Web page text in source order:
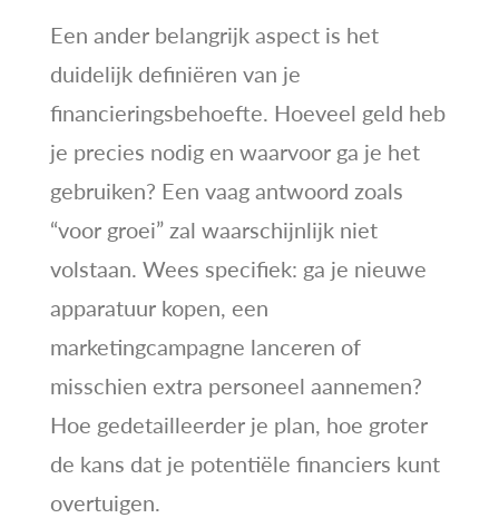
Een ander belangrijk aspect is het
duidelijk definiëren van je
financieringsbehoefte. Hoeveel geld heb
je precies nodig en waarvoor ga je het
gebruiken? Een vaag antwoord zoals
“voor groei” zal waarschijnlijk niet
volstaan. Wees specifiek: ga je nieuwe
apparatuur kopen, een
marketingcampagne lanceren of
misschien extra personeel aannemen?
Hoe gedetailleerder je plan, hoe groter
de kans dat je potentiële financiers kunt
overtuigen.